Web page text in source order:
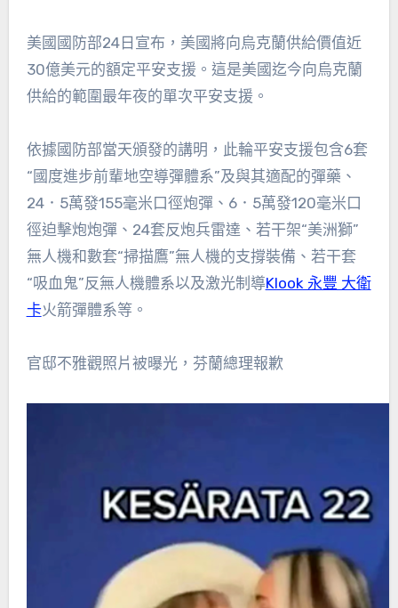
美國國防部24日宣布，美國將向烏克蘭供給價值近
30億美元的額定平安支援。這是美國迄今向烏克蘭
供給的範圍最年夜的單次平安支援。
依據國防部當天頒發的講明，此輪平安支援包含6套
“國度進步前輩地空導彈體系”及與其適配的彈藥、
24．5萬發155毫米口徑炮彈、6．5萬發120毫米口
徑迫擊炮炮彈、24套反炮兵雷達、若干架“美洲獅”
無人機和數套“掃描鷹”無人機的支撐裝備、若干套
“吸血鬼”反無人機體系以及激光制導Klook 永豐 大衛
卡火箭彈體系等。
官邸不雅觀照片被曝光，芬蘭總理報歉